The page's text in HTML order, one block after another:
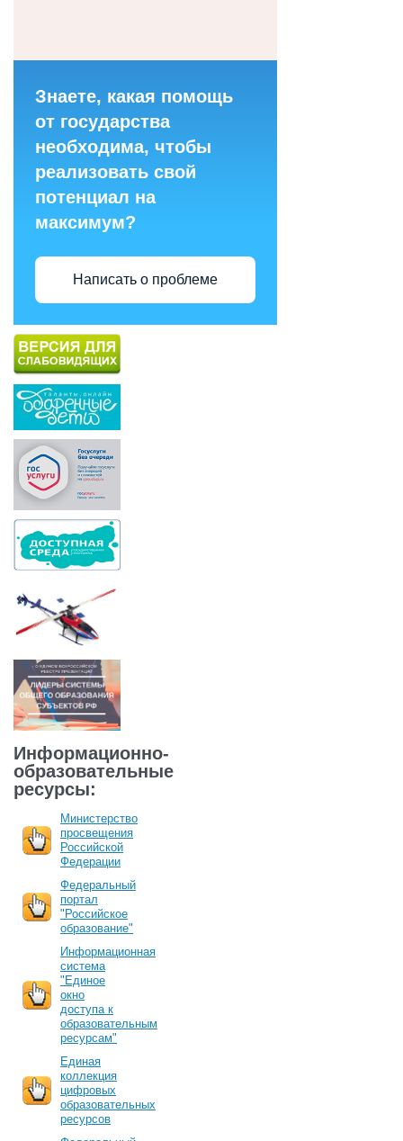
Знаете, какая помощь
от государства
необходима, чтобы
реализовать свой
потенциал на
максимум?
Написать о проблеме
Информационно-
образовательные
ресурсы:
Министерство
просвещения
Российской
Федерации
Федеральный
портал
"Российское
образование"
Информационная
система
"Единое
окно
доступа к
образовательным
ресурсам"
Единая
коллекция
цифровых
образовательных
ресурсов